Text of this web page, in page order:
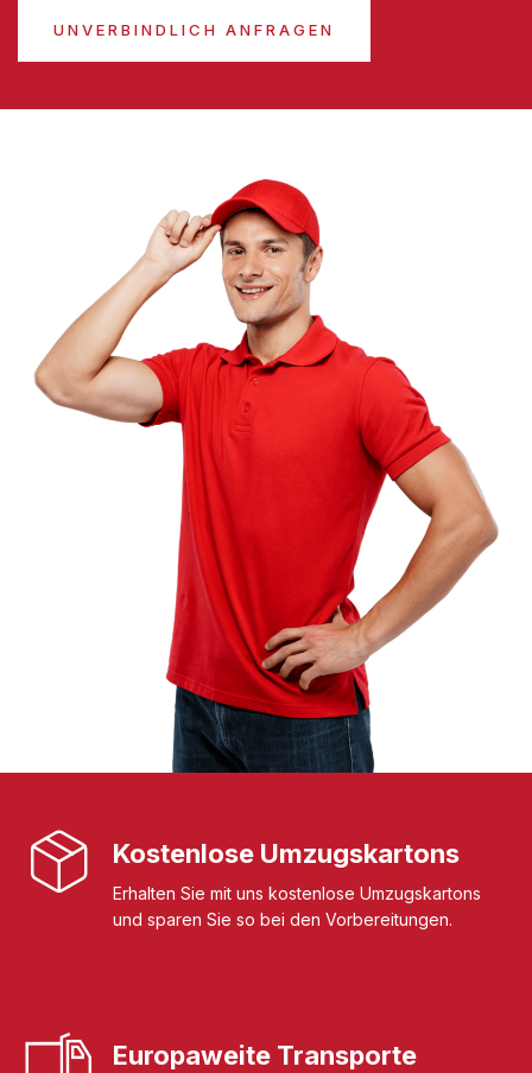
UNVERBINDLICH ANFRAGEN
Kostenlose Umzugskartons
Erhalten Sie mit uns kostenlose Umzugskartons
und sparen Sie so bei den Vorbereitungen.
Europaweite Transporte